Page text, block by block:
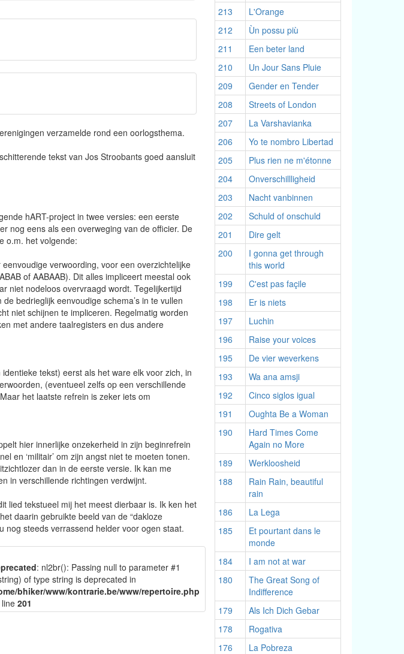
verzamelde rond een oorlogsthema.
tekst van Jos Stroobants goed aansluit
hART-project in twee versies: een eerste
nog eens als een overweging van de officier. De
o.m. het volgende:
verwoording, voor een overzichtelijke
of AABAAB). Dit alles impliceert meestal ook
niet nodeloos overvraagd wordt. Tegelijkertijd
bedrieglijk eenvoudige schema’s in te vullen
niet schijnen te impliceren. Regelmatig worden
met andere taalregisters en dus andere
identieke tekst) eerst als het ware elk voor zich, in
(eventueel zelfs op een verschillende
het laatste refrein is zeker iets om
hier innerlijke onzekerheid in zijn beginrefrein
en ‘militair’ om zijn angst niet te moeten tonen.
dan in de eerste versie. Ik kan me
in verschillende richtingen verdwijnt.
lied tekstueel mij het meest dierbaar is. Ik ken het
daarin gebruikte beeld van de “dakloze
nog steeds verrassend helder voor ogen staat.
: nl2br(): Passing null to parameter #1
of type string is deprecated in
bhiker/www/kontrarie.be/www/repertoire.php
201
213
L'Orange
212
Ùn possu più
211
Een beter land
210
Un Jour Sans Pluie
209
Gender en Tender
208
Streets of London
207
La Varshavianka
206
Yo te nombro Libertad
205
Plus rien ne m'étonne
204
Onverschillligheid
203
Nacht vanbinnen
202
Schuld of onschuld
201
Dire gelt
200
I gonna get through
this world
199
C'est pas façile
198
Er is niets
197
Luchin
196
Raise your voices
195
De vier weverkens
193
Wa ana amsji
192
Cinco siglos igual
191
Oughta Be a Woman
190
Hard Times Come
Again no More
189
Werkloosheid
188
Rain Rain, beautiful
rain
186
La Lega
185
Et pourtant dans le
monde
184
I am not at war
180
The Great Song of
Indifference
179
Als Ich Dich Gebar
178
Rogativa
176
La Pobreza